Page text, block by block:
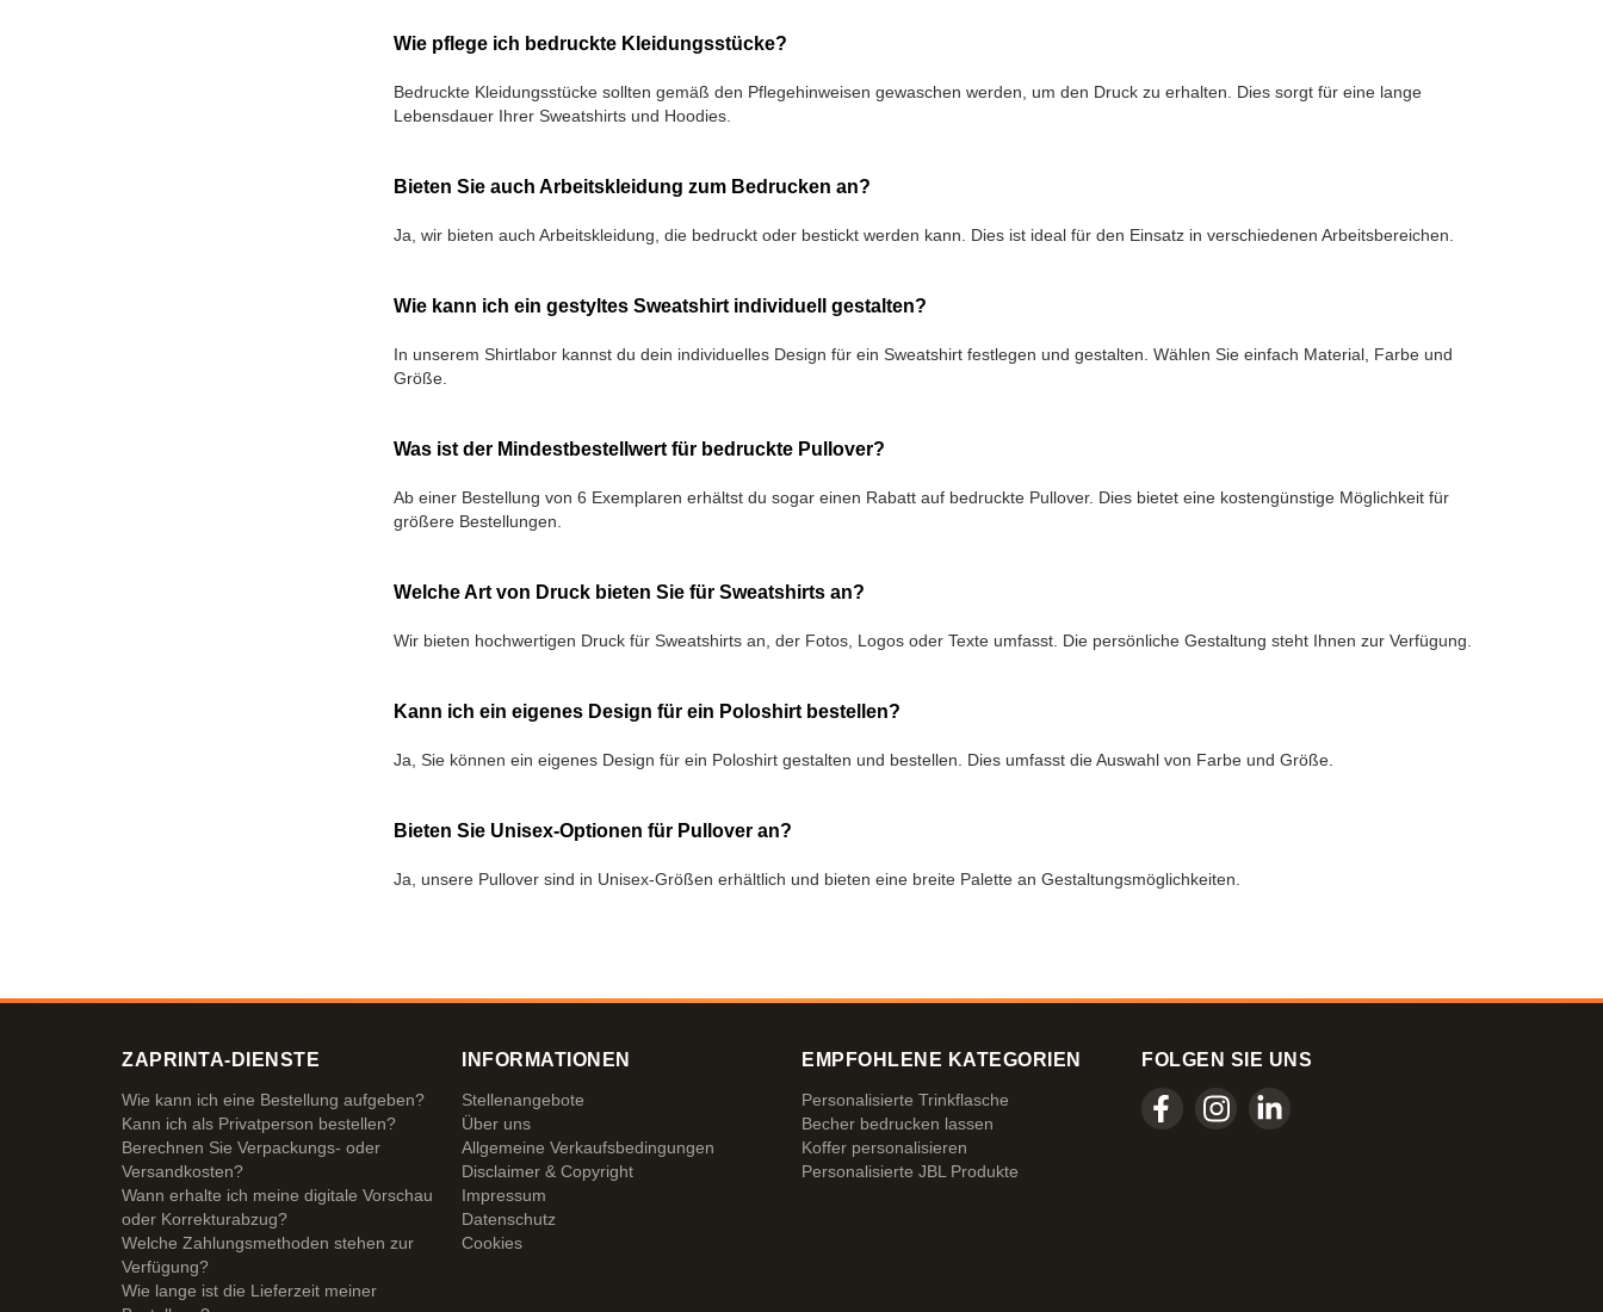
Wie pflege ich bedruckte Kleidungsstücke?
Bedruckte Kleidungsstücke sollten gemäß den Pflegehinweisen gewaschen werden, um den Druck zu erhalten. Dies sorgt für eine lange
Lebensdauer Ihrer Sweatshirts und Hoodies.
Bieten Sie auch Arbeitskleidung zum Bedrucken an?
Ja, wir bieten auch Arbeitskleidung, die bedruckt oder bestickt werden kann. Dies ist ideal für den Einsatz in verschiedenen Arbeitsbereichen.
Wie kann ich ein gestyltes Sweatshirt individuell gestalten?
In unserem Shirtlabor kannst du dein individuelles Design für ein Sweatshirt festlegen und gestalten. Wählen Sie einfach Material, Farbe und
Größe.
Was ist der Mindestbestellwert für bedruckte Pullover?
Ab einer Bestellung von 6 Exemplaren erhältst du sogar einen Rabatt auf bedruckte Pullover. Dies bietet eine kostengünstige Möglichkeit für
größere Bestellungen.
Welche Art von Druck bieten Sie für Sweatshirts an?
Wir bieten hochwertigen Druck für Sweatshirts an, der Fotos, Logos oder Texte umfasst. Die persönliche Gestaltung steht Ihnen zur Verfügung.
Kann ich ein eigenes Design für ein Poloshirt bestellen?
Ja, Sie können ein eigenes Design für ein Poloshirt gestalten und bestellen. Dies umfasst die Auswahl von Farbe und Größe.
Bieten Sie Unisex-Optionen für Pullover an?
Ja, unsere Pullover sind in Unisex-Größen erhältlich und bieten eine breite Palette an Gestaltungsmöglichkeiten.
ZAPRINTA-DIENSTE
Wie kann ich eine Bestellung aufgeben?
Kann ich als Privatperson bestellen?
Berechnen Sie Verpackungs- oder
Versandkosten?
Wann erhalte ich meine digitale Vorschau
oder Korrekturabzug?
Welche Zahlungsmethoden stehen zur
Verfügung?
Wie lange ist die Lieferzeit meiner
INFORMATIONEN
Stellenangebote
Über uns
Allgemeine Verkaufsbedingungen
Disclaimer & Copyright
Impressum
Datenschutz
Cookies
EMPFOHLENE KATEGORIEN
Personalisierte Trinkflasche
Becher bedrucken lassen
Koffer personalisieren
Personalisierte JBL Produkte
FOLGEN SIE UNS